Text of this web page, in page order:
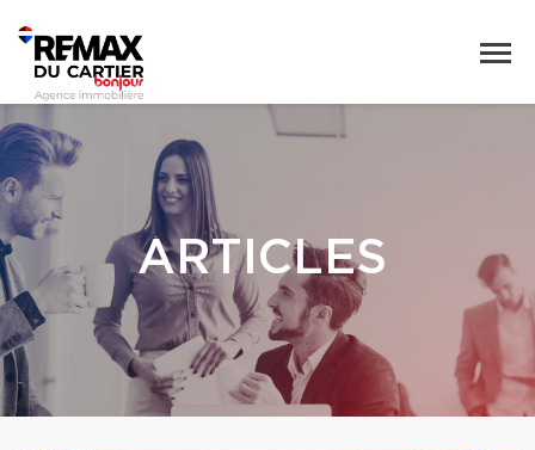
ARTICLES